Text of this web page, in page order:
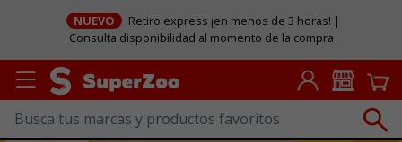
NUEVO
Retiro express ¡en menos de 3 horas! |
Consulta disponibilidad al momento de la compra